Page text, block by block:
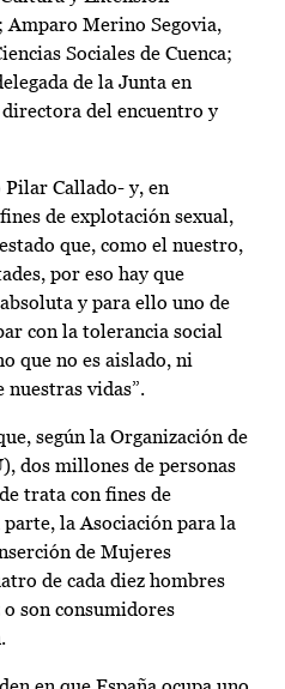
Merino Segovia,
Sociales de Cuenca;
de la Junta en
del encuentro y
Callado- y, en
de explotación sexual,
que, como el nuestro,
por eso hay que
y para ello uno de
con la tolerancia social
que no es aislado, ni
nuestras vidas”.
según la Organización de
dos millones de personas
trata con fines de
la Asociación para la
de Mujeres
de cada diez hombres
son consumidores